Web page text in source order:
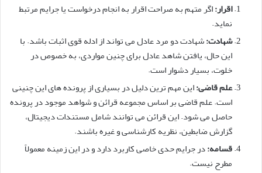
اقرار:اگر متهم به صراحت اقرار به انجام درخواست یا جرایم مرتبط
نماید.
شهادت:شهادت دو مرد عادل می تواند از ادله قوی اثبات باشد. با
این حال، یافتن شاهد عادل برای چنین مواردی، به خصوص در
خلوت، بسیار دشوار است.
علم قاضی:این مهم ترین دلیل در بسیاری از پرونده های این چنینی
است. علم قاضی بر اساس مجموعه قرائن و شواهد موجود در پرونده
حاصل می شود. این قرائن می توانند شامل مستندات دیجیتال،
گزارش ضابطین، نظریه کارشناسی و غیره باشند.
قسامه:در جرایم حدی خاصی کاربرد دارد و در این زمینه معمولاً
مطرح نیست.